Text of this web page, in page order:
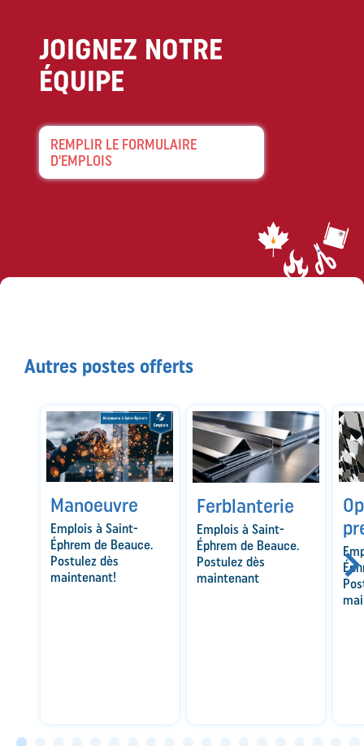
JOIGNEZ NOTRE
ÉQUIPE
REMPLIR LE FORMULAIRE
D'EMPLOIS
Autres postes offerts
Manoeuvre
Emplois à Saint-
Éphrem de Beauce.
Postulez dès
maintenant!
Ferblanterie
Emplois à Saint-
Éphrem de Beauce.
Postulez dès
maintenant